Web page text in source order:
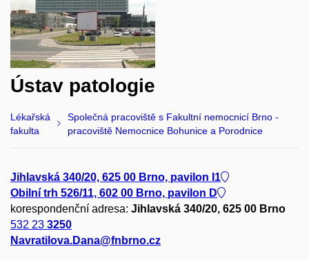
Ústav patologie
Lékařská
fakulta
Společná pracoviště s Fakultní nemocnicí Brno -
pracoviště Nemocnice Bohunice a Porodnice
Jihlavská 340/20, 625 00 Brno, pavilon I1
Obilní trh 526/11, 602 00 Brno, pavilon D
korespondenční adresa: Jihlavská 340/20, 625 00 Brno
532 23 3250
Navratilova.Dana@fnbrno.cz